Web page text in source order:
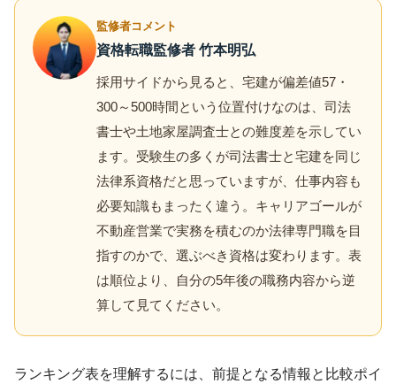
監修者コメント
資格転職監修者 竹本明弘
採用サイドから見ると、宅建が偏差値57・
300～500時間という位置付けなのは、司法
書士や土地家屋調査士との難度差を示してい
ます。受験生の多くが司法書士と宅建を同じ
法律系資格だと思っていますが、仕事内容も
必要知識もまったく違う。キャリアゴールが
不動産営業で実務を積むのか法律専門職を目
指すのかで、選ぶべき資格は変わります。表
は順位より、自分の5年後の職務内容から逆
算して見てください。
ランキング表を理解するには、前提となる情報と比較ポイ